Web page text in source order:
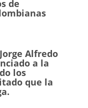
de
Alfredo
a la
los
que la